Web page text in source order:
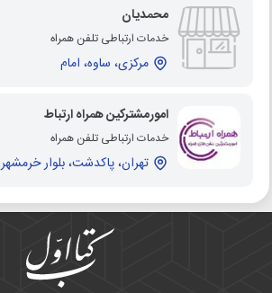
محمدیان
خدمات ارتباطی تلفن همراه
مرکزی، ساوه، امام
امورمشترکین همراه ارتباط
خدمات ارتباطی تلفن همراه
تهران، پاکدشت، بلوار خرمشهر